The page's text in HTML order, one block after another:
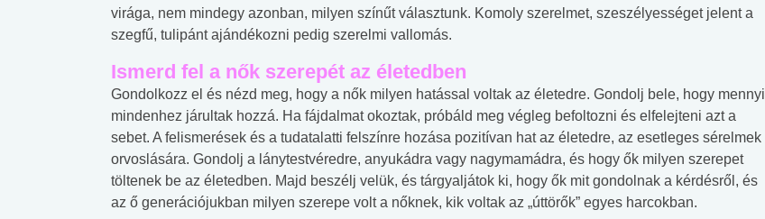
virága, nem mindegy azonban, milyen színűt választunk. Komoly szerelmet, szeszélyességet jelent a
szegfű, tulipánt ajándékozni pedig szerelmi vallomás.
Ismerd fel a nők szerepét az életedben
Gondolkozz el és nézd meg, hogy a nők milyen hatással voltak az életedre. Gondolj bele, hogy mennyi
mindenhez járultak hozzá. Ha fájdalmat okoztak, próbáld meg végleg befoltozni és elfelejteni azt a
sebet. A felismerések és a tudatalatti felszínre hozása pozitívan hat az életedre, az esetleges sérelmek
orvoslására. Gondolj a lánytestvéredre, anyukádra vagy nagymamádra, és hogy ők milyen szerepet
töltenek be az életedben. Majd beszélj velük, és tárgyaljátok ki, hogy ők mit gondolnak a kérdésről, és
az ő generációjukban milyen szerepe volt a nőknek, kik voltak az „úttörők” egyes harcokban.